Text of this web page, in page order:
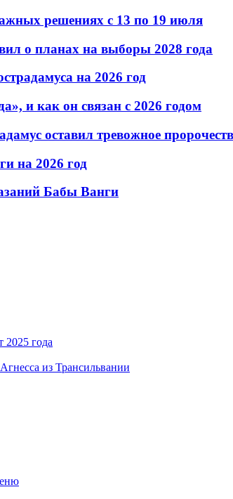
решениях с 13 по 19 июля
о планах на выборы 2028 года
на 2026 год
и как он связан с 2026 годом
оставил тревожное
на 2026 год
Бабы Ванги
2025 года
из Трансильвании